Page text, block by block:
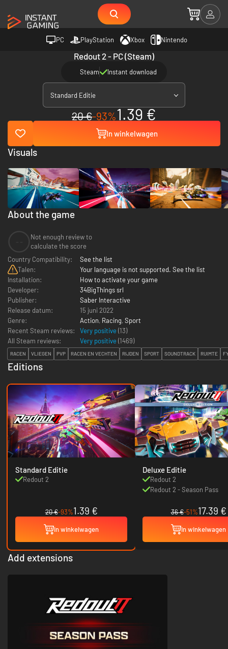
PC PlayStation Xbox Nintendo
Redout 2 - PC (Steam)
Steam Instant download
Standard Editie
20 €-93%1.39 €
In winkelwagen
About the game
Not enough review to
calculate the score
Country Compatibility:
See the list
Talen:
Your language is not supported. See the list
Installation:
How to activate your game
Developer:
34BigThings srl
Publisher:
Saber Interactive
Release datum:
15 juni 2022
Genre:
Action, Racing, Sport
Recent Steam reviews:
Very positive (13)
All Steam reviews:
Very positive (1469)
RACEN VLIEGEN PVP RACEN EN VECHTEN RIJDEN SPORT SOUNDTRACK RUIMTE
Editions
Standard Editie
Redout 2
20 €-93%1.39 €
In winkelwagen
Deluxe Editie
Redout 2
Redout 2 - Season Pass
36 €-51%17.39 €
In winkelwagen
Add extensions
Visuals